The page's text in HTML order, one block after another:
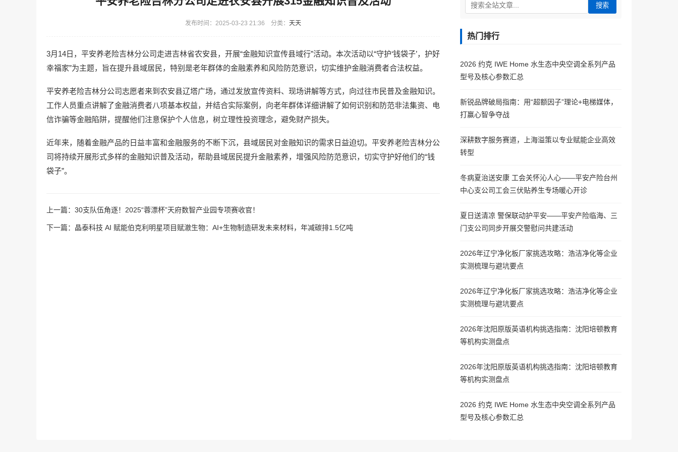
发布时间：2025-03-23 21:36 分类： 天天
3月14日，平安养老险吉林分公司走进吉林省农安县，开展“金融知识宣传县域行”活动。本次活动以“守护‘钱袋子’，护好
幸福家”为主题，旨在提升县域居民，特别是老年群体的金融素养和风险防范意识，切实维护金融消费者合法权益。
平安养老险吉林分公司志愿者来到农安县辽塔广场，通过发放宣传资料、现场讲解等方式，向过往市民普及金融知识。
工作人员重点讲解了金融消费者八项基本权益，并结合实际案例，向老年群体详细讲解了如何识别和防范非法集资、电
信诈骗等金融陷阱，提醒他们注意保护个人信息，树立理性投资理念，避免财产损失。
近年来，随着金融产品的日益丰富和金融服务的不断下沉，县域居民对金融知识的需求日益迫切。平安养老险吉林分公
司将持续开展形式多样的金融知识普及活动，帮助县域居民提升金融素养，增强风险防范意识，切实守护好他们的“钱
袋子”。
上一篇： 30支队伍角逐！2025“蓉漂杯”天府数智产业园专项赛收官！
下一篇： 晶泰科技 AI 赋能伯克利明星项目赋澈生物：AI+生物制造研发​未来材料，年减碳排1.5亿吨
搜索
热门排行
2026 约克 IWE Home 水生态中央空调全系列产品
型号及核心参数汇总
新锐品牌破局指南：用“超额因子”理论+电梯媒体，
打赢心智争夺战
深耕数字服务赛道，上海溢策以专业赋能企业高效
转型
冬病夏治送安康 工会关怀沁人心——平安产险台州
中心支公司工会三伏贴养生专场暖心开诊
夏日送清凉 警保联动护平安——平安产险临海、三
门支公司同步开展交警慰问共建活动
2026年辽宁净化板厂家挑选攻略：浩洁净化等企业
实测梳理与避坑要点
2026年辽宁净化板厂家挑选攻略：浩洁净化等企业
实测梳理与避坑要点
2026年沈阳原版英语机构挑选指南：沈阳培顿教育
等机构实测盘点
2026年沈阳原版英语机构挑选指南：沈阳培顿教育
等机构实测盘点
2026 约克 IWE Home 水生态中央空调全系列产品
型号及核心参数汇总